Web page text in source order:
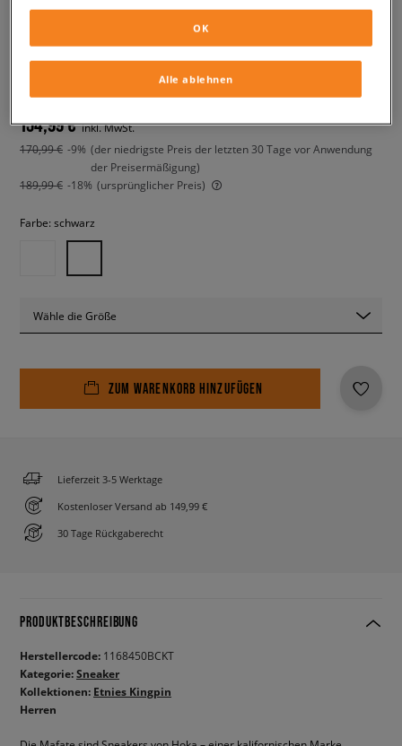
HOKA MAFATE SPEED 4 LITE
herren, sneaker
154,99 € inkl. MwSt.
170,99 € -9% (der niedrigste Preis der letzten 30 Tage vor Anwendung
der Preisermäßigung)
189,99 € -18% (ursprünglicher Preis)
Farbe: schwarz
Wähle die Größe
ZUM WARENKORB HINZUFÜGEN
Lieferzeit 3-5 Werktage
Kostenloser Versand ab 149,99 €
30 Tage Rückgaberecht
PRODUKTBESCHREIBUNG
Herstellercode: 1168450BCKT
Kategorie:Sneaker
Kollektionen: Etnies Kingpin
Herren
Alle ablehnen
OK